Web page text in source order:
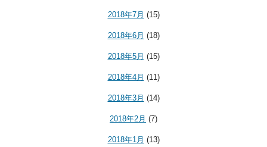
2018年7月 (15)
2018年6月 (18)
2018年5月 (15)
2018年4月 (11)
2018年3月 (14)
2018年2月 (7)
2018年1月 (13)